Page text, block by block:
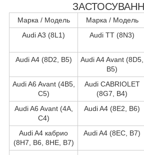
Марка / Модель Марка / Модель
Audi A3 (8L1)
Audi TT (8N3)
Audi A4 (8D2, B5)
Audi A4 Avant (8D5,
B5)
Audi A6 Avant (4B5,
C5)
Audi CABRIOLET
(8G7, B4)
Audi A6 Avant (4A,
C4)
Audi A4 (8E2, B6)
Audi A4 кабрио
(8H7, B6, 8HE, B7)
Audi A4 (8EC, B7)